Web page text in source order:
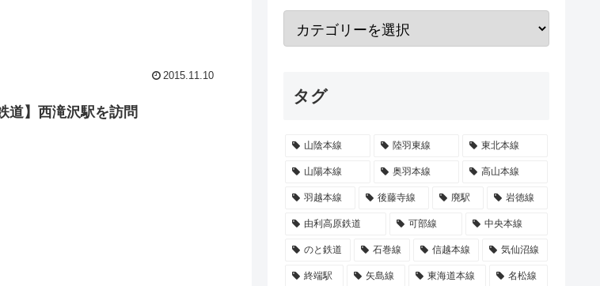
2015.11.10
道】西滝沢駅を訪問
タグ
山陰本線 陸羽東線 東北本線
山陽本線 奥羽本線 高山本線
羽越本線 後藤寺線 廃駅 岩徳線
由利高原鉄道 可部線 中央本線
のと鉄道 石巻線 信越本線 気仙沼線
終端駅 矢島線 東海道本線 名松線